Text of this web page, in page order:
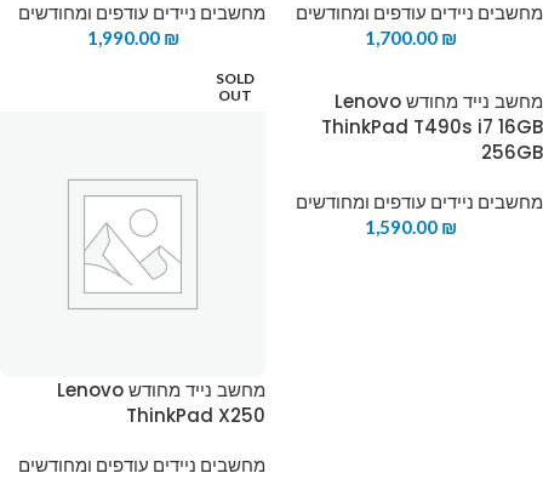
מחשבים ניידים עודפים ומחודשים
1,700.00 ₪
מחשבים ניידים עודפים ומחודשים
1,990.00 ₪
מחשב נייד מחודש Lenovo
ThinkPad T490s i7 16GB
256GB
מחשבים ניידים עודפים ומחודשים
1,590.00 ₪
SOLD
OUT
מחשב נייד מחודש Lenovo
ThinkPad X250
מחשבים ניידים עודפים ומחודשים